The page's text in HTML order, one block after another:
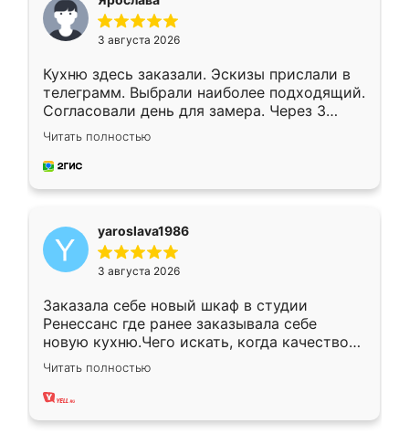
3 августа 2026
Кухню здесь заказали. Эскизы прислали в
телеграмм. Выбрали наиболее подходящий.
Согласовали день для замера. Через 3
недели кухня была уже готова. Остались
довольны работой. Спасибо Ренессанс
мебель за качественную работу!
Читать полностью
yaroslava1986
3 августа 2026
Заказала себе новый шкаф в студии
Ренессанс где ранее заказывала себе
новую кухню.Чего искать, когда качеством
вполне довольна. Служит кухня уже почти
два года, нареканий нет.
Читать полностью